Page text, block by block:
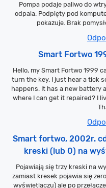
Pompa podaje paliwo do
odpala. Podpięty pod
pokazuje. Brak
Smart Fortwo
Hello, my Smart Fortwo 1999
turn the key. I just hear a tick
happens. It has a new battery
where I can get it repaired? I
Smart fortwo, 2002r.
kreski (lub 0) na
Pojawiają się trzy kreski na
zamiast kresek pojawia się
wyświetlaczu) ale po